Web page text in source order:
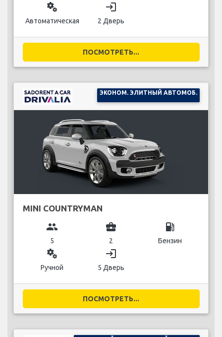
miscellaneous_services
Автоматическая
login
2 Дверь
ПОСМОТРЕТЬ...
ЭКОНОМ. ЭЛИТНЫЙ АВТОМОБ.
MINI COUNTRYMAN
group
5
business_center
2
local_gas_station
Бензин
miscellaneous_services
Ручной
login
5 Дверь
ПОСМОТРЕТЬ...